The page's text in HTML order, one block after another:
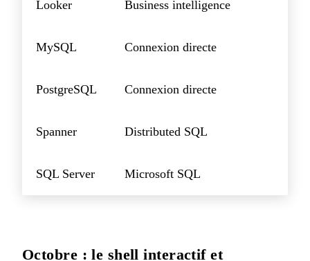
Looker Business intelligence
MySQL Connexion directe
PostgreSQL Connexion directe
Spanner Distributed SQL
SQL Server Microsoft SQL
Octobre : le shell interactif et